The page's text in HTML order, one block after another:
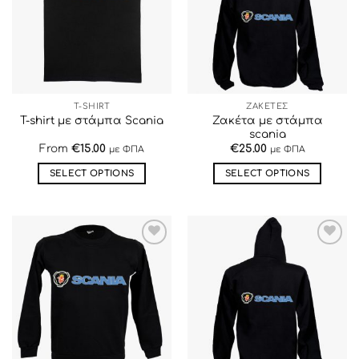
ΕΠΙΘΥΜΙΏΝ
T-SHIRT
T-shirt με στάμπα Scania
From €15.00 με ΦΠΑ
SELECT OPTIONS
προϊόν
πολλαπλές
παραλλαγές.
επιλογές
μπορούν
ΕΠΙΘΥΜΙΏΝ
ΖΑΚΕΤΕΣ
Ζακέτα με στάμπα
scania
€25.00 με ΦΠΑ
SELECT OPTIONS
προϊόν
έχει
πολλαπλές
παραλλαγές.
Οι
επιλογές
μπορούν
ΠΡΟΣΘΉΚΗ
ΣΤΗΝ ΛΊΣΤΑ
ΕΠΙΘΥΜΙΏΝ
ΠΡΟΣΘΉΚΗ
ΣΤΗΝ ΛΊΣΤΑ
ΕΠΙΘΥΜΙΏΝ